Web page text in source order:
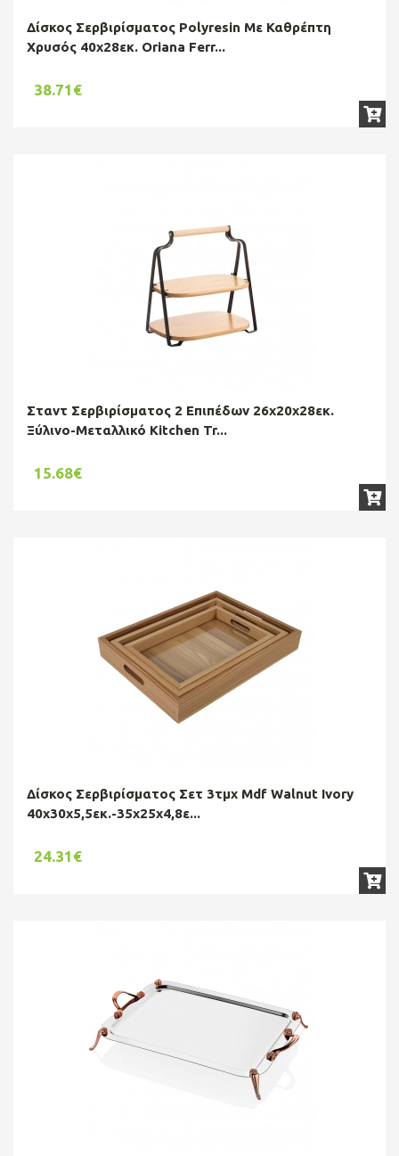
Δίσκος Σερβιρίσματος Polyresin Με Καθρέπτη
Χρυσός 40x28εκ. Oriana Ferr...
38.71€
Σταντ Σερβιρίσματος 2 Επιπέδων 26x20x28εκ.
Ξύλινο-Μεταλλικό Kitchen Tr...
15.68€
Δίσκος Σερβιρίσματος Σετ 3τμχ Mdf Walnut Ivory
40x30x5,5εκ.-35x25x4,8ε...
24.31€